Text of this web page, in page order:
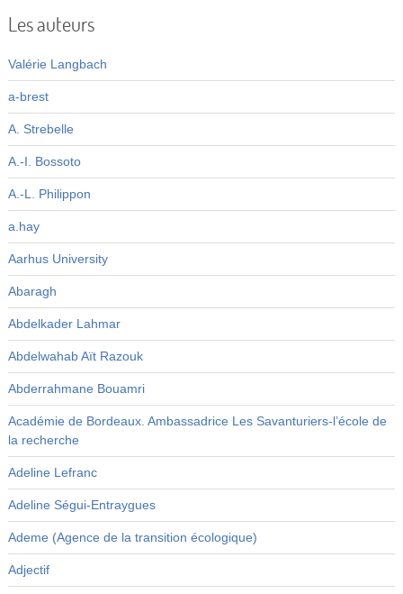
Les auteurs
Valérie Langbach
a-brest
A. Strebelle
A.-I. Bossoto
A.-L. Philippon
a.hay
Aarhus University
Abaragh
Abdelkader Lahmar
Abdelwahab Aït Razouk
Abderrahmane Bouamri
Académie de Bordeaux. Ambassadrice Les Savanturiers-l’école de
la recherche
Adeline Lefranc
Adeline Ségui-Entraygues
Ademe (Agence de la transition écologique)
Adjectif